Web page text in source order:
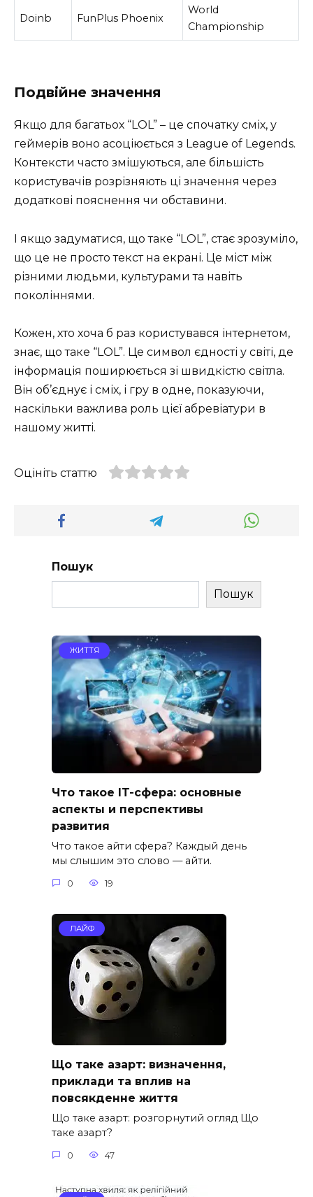
Doinb FunPlus Phoenix
World
Championship
Подвійне значення
Якщо для багатьох “LOL” – це спочатку сміх, у
геймерів воно асоціюється з League of Legends.
Контексти часто змішуються, але більшість
користувачів розрізняють ці значення через
додаткові пояснення чи обставини.
І якщо задуматися, що таке “LOL”, стає зрозуміло,
що це не просто текст на екрані. Це міст між
різними людьми, культурами та навіть
поколіннями.
Кожен, хто хоча б раз користувався інтернетом,
знає, що таке “LOL”. Це символ єдності у світі, де
інформація поширюється зі швидкістю світла.
Він об’єднує і сміх, і гру в одне, показуючи,
наскільки важлива роль цієї абревіатури в
нашому житті.
Оцініть статтю
Пошук
Пошук
ЖИТТЯ
Что такое IT-сфера: основные
аспекты и перспективы
развития
Что такое айти сфера? Каждый день
мы слышим это слово — айти.
0 19
ЛАЙФ
Що таке азарт: визначення,
приклади та вплив на
повсякденне життя
Що таке азарт: розгорнутий огляд Що
таке азарт?
0 47